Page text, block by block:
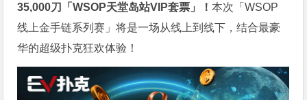
35,000刀「WSOP天堂岛站VIP套票」！本次「WSOP
线上金手链系列赛」将是一场从线上到线下，结合最豪
华的超级扑克狂欢体验！